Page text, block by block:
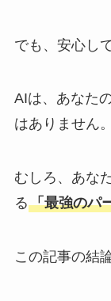
でも、安心し
AIは、あなた
はありません。
むしろ、あな
る「最強のパ
この記事の結